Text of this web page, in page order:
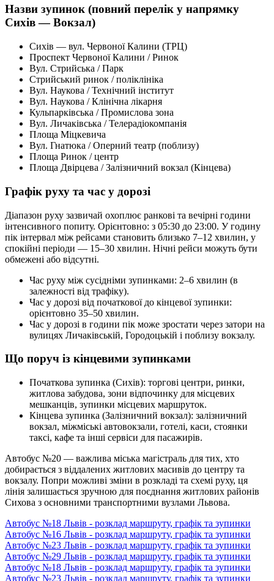
Назви зупинок (повний перелік у напрямку
Сихів — Вокзал)
Сихів — вул. Червоної Калини (ТРЦ)
Проспект Червоної Калини / Ринок
Вул. Стрийська / Парк
Стрийський ринок / поліклініка
Вул. Наукова / Технічний інститут
Вул. Наукова / Клінічна лікарня
Кульпарківська / Промислова зона
Вул. Личаківська / Телерадіокомпанія
Площа Міцкевича
Вул. Гнатюка / Оперний театр (поблизу)
Площа Ринок / центр
Площа Двірцева / Залізничний вокзал (Кінцева)
Графік руху та час у дорозі
Діапазон руху зазвичай охоплює ранкові та вечірні години
інтенсивного попиту. Орієнтовно: з 05:30 до 23:00. У годину
пік інтервал між рейсами становить близько 7–12 хвилин, у
спокійні періоди — 15–30 хвилин. Нічні рейси можуть бути
обмежені або відсутні.
Час руху між сусідніми зупинками: 2–6 хвилин (в
залежності від трафіку).
Час у дорозі від початкової до кінцевої зупинки:
орієнтовно 35–50 хвилин.
Час у дорозі в години пік може зростати через затори на
вулицях Личаківській, Городоцькій і поблизу вокзалу.
Що поруч із кінцевими зупинками
Початкова зупинка (Сихів): торгові центри, ринки,
житлова забудова, зони відпочинку для місцевих
мешканців, зупинки місцевих маршруток.
Кінцева зупинка (Залізничний вокзал): залізничний
вокзал, міжміські автовокзали, готелі, каси, стоянки
таксі, кафе та інші сервіси для пасажирів.
Автобус №20 — важлива міська магістраль для тих, хто
добирається з віддалених житлових масивів до центру та
вокзалу. Попри можливі зміни в розкладі та схемі руху, ця
лінія залишається зручною для поєднання житлових районів
Сихова з основними транспортними вузлами Львова.
Автобус №18 Львів - розклад маршруту, графік та зупинки
Автобус №16 Львів - розклад маршруту, графік та зупинки
Автобус №23 Львів - розклад маршруту, графік та зупинки
Автобус №29 Львів - розклад маршруту, графік та зупинки
Автобус №18 Львів - розклад маршруту, графік та зупинки
Автобус №23 Львів - розклад маршруту, графік та зупинки